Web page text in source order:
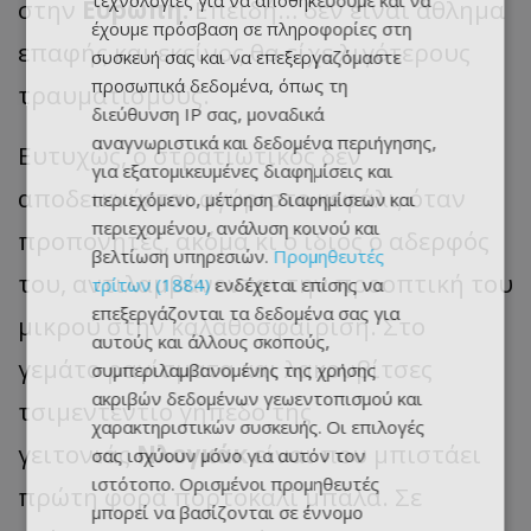
στην Ευρώπη.Επειδή… δεν είναι άθλημα
επαφής και εκείνος θα είχε λιγότερους
τραυματισμούς.
Ευτυχώς, ο στρατιωτικός δεν
αποδεικνύεται αγύριστο κεφάλι, όταν
προπονητές, ακόμα κι ο ίδιος ο αδερφός
του, αντιλαμβάνονται την προοπτική του
μικρού στην καλαθοσφαίριση. Στο
γεμάτο ραγίσματα και λακουβίτσες
τσιμεντέντιο γήπεδο της
γειτονιάςΝλογκάκείναι που μπιστάει
πρώτη φορά πορτοκαλί μπάλα. Σε
έχουμε πρόσβαση σε πληροφορίες στη
συσκευή σας και να επεξεργαζόμαστε
προσωπικά δεδομένα, όπως τη
διεύθυνση IP σας, μοναδικά
αναγνωριστικά και δεδομένα περιήγησης,
για εξατομικευμένες διαφημίσεις και
περιεχόμενο, μέτρηση διαφημίσεων και
περιεχομένου, ανάλυση κοινού και
βελτίωση υπηρεσιών.Προμηθευτές
τρίτων (1884)ενδέχεται επίσης να
επεξεργάζονται τα δεδομένα σας για
αυτούς και άλλους σκοπούς,
συμπεριλαμβανομένης της χρήσης
ακριβών δεδομένων γεωεντοπισμού και
χαρακτηριστικών συσκευής. Οι επιλογές
σας ισχύουν μόνο για αυτόν τον
ιστότοπο. Ορισμένοι προμηθευτές
μπορεί να βασίζονται σε έννομο